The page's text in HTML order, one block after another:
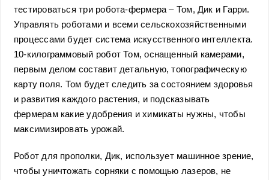
тестироваться три робота-фермера – Том, Дик и Гарри.
Управлять роботами и всеми сельскохозяйственными
процессами будет система искусственного интеллекта.
10-килограммовый робот Том, оснащенный камерами,
первым делом составит детальную, топографическую
карту поля. Том будет следить за состоянием здоровья
и развития каждого растения, и подсказывать
фермерам какие удобрения и химикаты нужны, чтобы
максимизировать урожай.
Робот для прополки, Дик, использует машинное зрение,
чтобы уничтожать сорняки с помощью лазеров, не